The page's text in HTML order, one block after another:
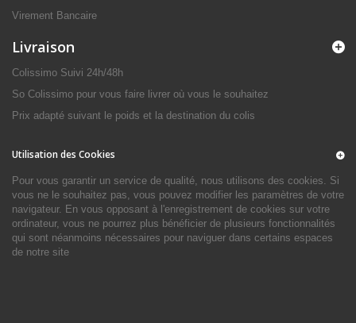
Virement Bancaire
Livraison
Colissimo Suivi 24h/48h
So Colissimo pour vous faire livrer où vous le souhaitez
Prix adapté suivant le poids et la destination du colis
Utilisation des Cookies
Pour vous garantir un service de qualité, nous utilisons des cookies. Si
vous ne le souhaitez pas, vous pouvez modifier les paramètres de votre
navigateur. En vous opposant à l'enregistrement de cookies sur votre
ordinateur, vous ne pourrez plus bénéficier de plusieurs fonctionnalités
qui sont néanmoins nécessaires pour naviguer dans certains espaces
de notre site